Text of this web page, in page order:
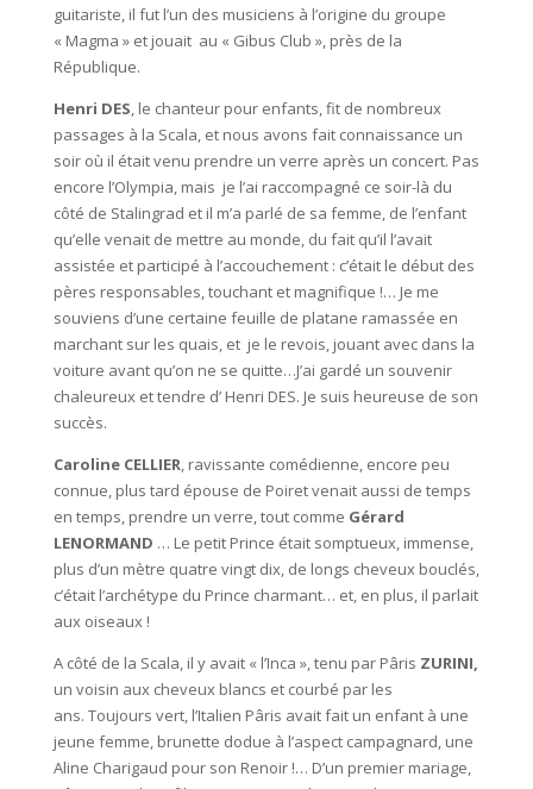
guitariste, il fut l’un des musiciens à l’origine du groupe
« Magma » et jouait au « Gibus Club », près de la
République.
Henri DES, le chanteur pour enfants, fit de nombreux
passages à la Scala, et nous avons fait connaissance un
soir où il était venu prendre un verre après un concert. Pas
encore l’Olympia, mais je l’ai raccompagné ce soir-là du
côté de Stalingrad et il m’a parlé de sa femme, de l’enfant
qu’elle venait de mettre au monde, du fait qu’il l’avait
assistée et participé à l’accouchement : c’était le début des
pères responsables, touchant et magnifique !… Je me
souviens d’une certaine feuille de platane ramassée en
marchant sur les quais, et je le revois, jouant avec dans la
voiture avant qu’on ne se quitte…J’ai gardé un souvenir
chaleureux et tendre d’ Henri DES. Je suis heureuse de son
succès.
Caroline CELLIER, ravissante comédienne, encore peu
connue, plus tard épouse de Poiret venait aussi de temps
en temps, prendre un verre, tout comme Gérard
LENORMAND … Le petit Prince était somptueux, immense,
plus d’un mètre quatre vingt dix, de longs cheveux bouclés,
c’était l’archétype du Prince charmant… et, en plus, il parlait
aux oiseaux !
A côté de la Scala, il y avait « l’Inca », tenu par Pâris ZURINI,
un voisin aux cheveux blancs et courbé par les
ans. Toujours vert, l’Italien Pâris avait fait un enfant à une
jeune femme, brunette dodue à l’aspect campagnard, une
Aline Charigaud pour son Renoir !… D’un premier mariage,